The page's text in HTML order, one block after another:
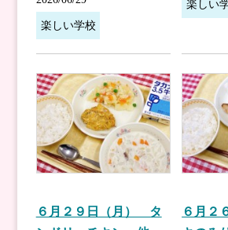
楽しい学校
楽しい
６月２９日（月） タ
６月２